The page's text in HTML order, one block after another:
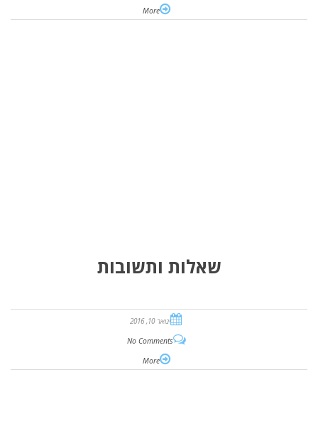
More
שאלות ותשובות
ינואר 10, 2016
No Comments
More